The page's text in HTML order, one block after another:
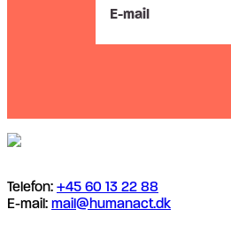
Telefon: +45 60 13 22 88
E-mail: mail@humanact.dk